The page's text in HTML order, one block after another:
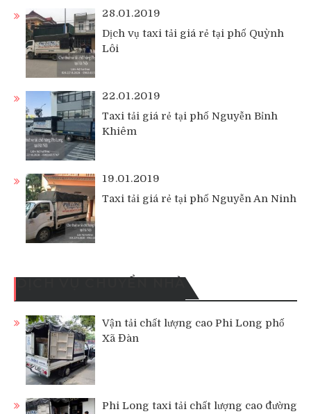
28.01.2019
Dịch vụ taxi tải giá rẻ tại phố Quỳnh
Lôi
22.01.2019
Taxi tải giá rẻ tại phố Nguyễn Bỉnh
Khiêm
19.01.2019
Taxi tải giá rẻ tại phố Nguyễn An Ninh
DỊCH VỤ CHUYỂN NHÀ
Vận tải chất lượng cao Phi Long phố
Xã Đàn
Phi Long taxi tải chất lượng cao đường